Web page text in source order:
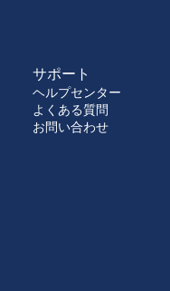
サポート
ヘルプセンター
よくある質問
お問い合わせ